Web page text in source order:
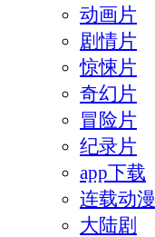
动画片
剧情片
惊悚片
奇幻片
冒险片
纪录片
app下载
连载动漫
大陆剧